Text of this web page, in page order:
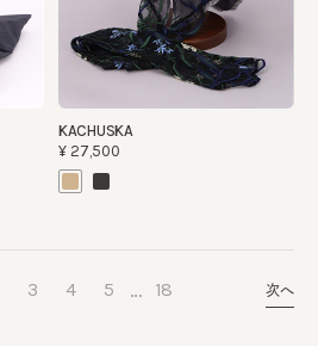
KACHUSKA
¥27,500
3 4 5 … 18 次へ